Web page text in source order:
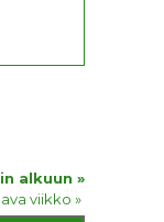
alkuun »
viikko »